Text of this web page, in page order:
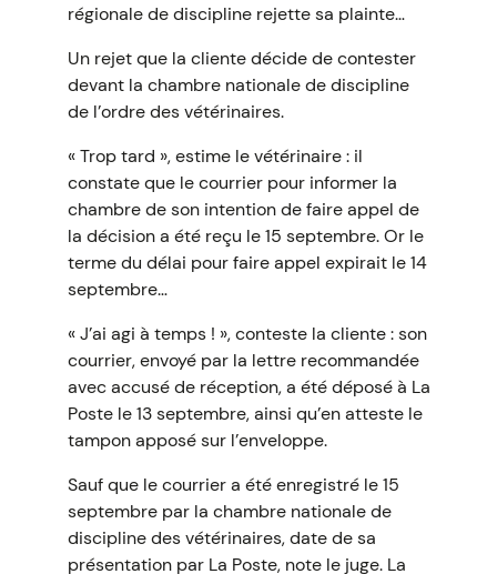
régionale de discipline rejette sa plainte…
Un rejet que la cliente décide de contester
devant la chambre nationale de discipline
de l’ordre des vétérinaires.
« Trop tard », estime le vétérinaire : il
constate que le courrier pour informer la
chambre de son intention de faire appel de
la décision a été reçu le 15 septembre. Or le
terme du délai pour faire appel expirait le 14
septembre…
« J’ai agi à temps ! », conteste la cliente : son
courrier, envoyé par la lettre recommandée
avec accusé de réception, a été déposé à La
Poste le 13 septembre, ainsi qu’en atteste le
tampon apposé sur l’enveloppe.
Sauf que le courrier a été enregistré le 15
septembre par la chambre nationale de
discipline des vétérinaires, date de sa
présentation par La Poste, note le juge. La